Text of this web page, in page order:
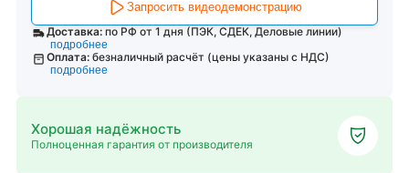
Запросить видеодемонстрацию
Доставка: по РФ от 1 дня (ПЭК, СДЕК, Деловые линии)
подробнее
Оплата: безналичный расчёт (цены указаны с НДС)
подробнее
Хорошая надёжность
Полноценная гарантия от производителя